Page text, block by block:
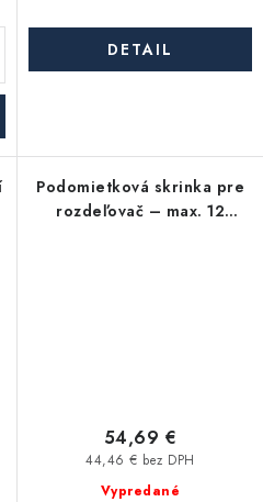
náradia
DETAIL
Podomietková skrinka pre
rozdeľovač – max. 12
Vypredané
44,46 € bez DPH
54,69 €